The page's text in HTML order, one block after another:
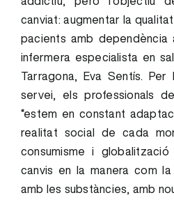
canviat: augmentar la
pacients amb dependència
infermera especialista en
Tarragona, Eva Sentís.
servei, els professionals
“estem en constant
realitat social de cada
consumisme i
canvis en la manera com
amb les substàncies, amb